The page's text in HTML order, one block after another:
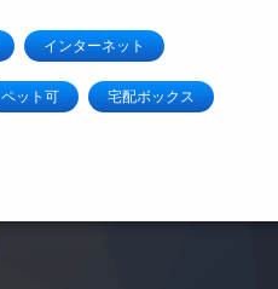
インターネット
ペット可 宅配ボックス